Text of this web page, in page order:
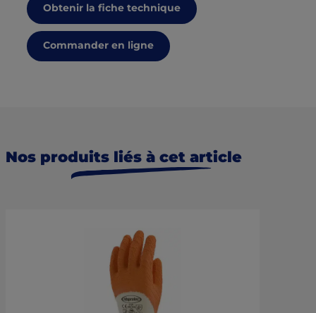
Obtenir la fiche technique
Commander en ligne
Nos produits liésà cet article